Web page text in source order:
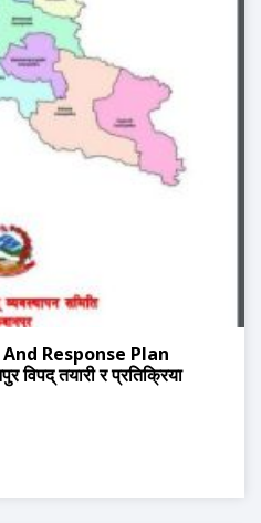
Response Plan
तयारी र प्रतिक्रिया